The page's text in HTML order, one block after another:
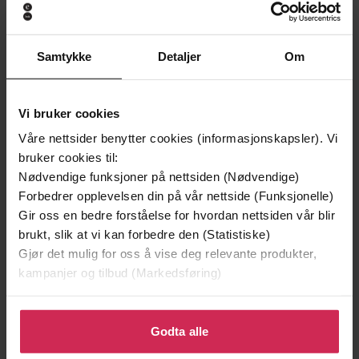
Samtykke Detaljer Om
Vi bruker cookies
Våre nettsider benytter cookies (informasjonskapsler). Vi
bruker cookies til:
Nødvendige funksjoner på nettsiden (Nødvendige)
Forbedrer opplevelsen din på vår nettside (Funksjonelle)
Gir oss en bedre forståelse for hvordan nettsiden vår blir
brukt, slik at vi kan forbedre den (Statistiske)
Gjør det mulig for oss å vise deg relevante produkter,
kampanjer og tilbud (Markedsføring)
Klikk på «Godta alle» for å gi oss ditt samtykke til å
bruke cookies for alle disse formålene. Du kan også
tilpasse ditt samtykke til spesifikke formål ved å klikke
Godta alle
199,-
Minnesota
Jo Nesbø
EBOK
349,-
Utskudd
Jørn Lier Horst
EBOK
Forfattere Aaron French(forfatter),Eileen Lewis